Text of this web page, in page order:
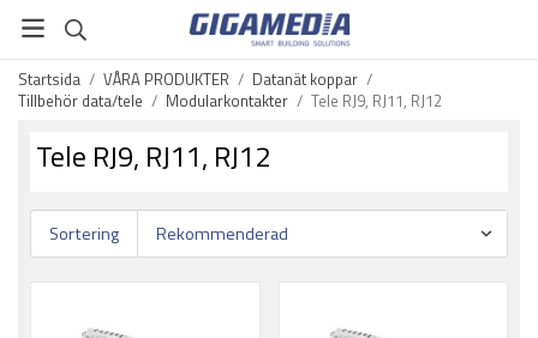
Startsida / VÅRA PRODUKTER / Datanät koppar /
Tillbehör data/tele / Modularkontakter / Tele RJ9, RJ11, RJ12
Tele RJ9, RJ11, RJ12
Sortering